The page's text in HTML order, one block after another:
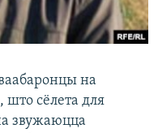
на
сёлета для
звужаюцца